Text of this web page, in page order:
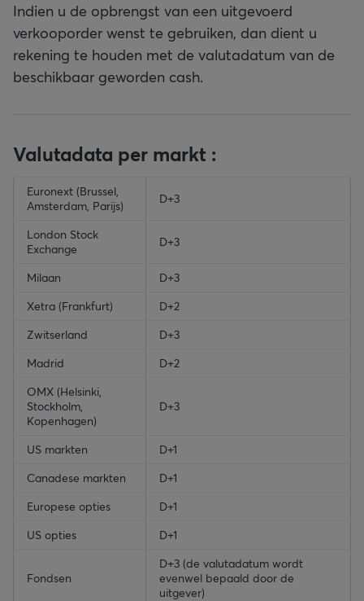
Indien u de opbrengst van een uitgevoerd
verkooporder wenst te gebruiken, dan dient u
rekening te houden met de valutadatum van de
beschikbaar geworden cash.
Valutadata per markt :
empty-header
Euronext (Brussel,
Amsterdam, Parijs)
D+3
London Stock
Exchange
D+3
Milaan
D+3
Xetra (Frankfurt)
D+2
Zwitserland
D+3
Madrid
D+2
OMX (Helsinki,
Stockholm,
Kopenhagen)
D+3
US markten
D+1
Canadese markten
D+1
Europese opties
D+1
US opties
D+1
Fondsen
D+3 (de valutadatum wordt
evenwel bepaald door de
uitgever)